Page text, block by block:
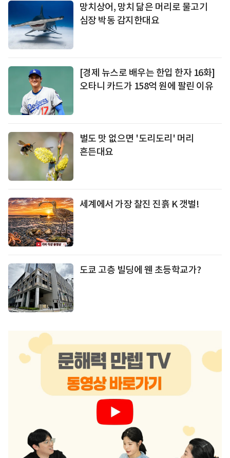
망치상어, 망치 닮은 머리로 물고기
심장 박동 감지한대요
[경제 뉴스로 배우는 한입 한자 16화]
오타니 카드가 158억 원에 팔린 이유
벌도 맛 없으면 '도리도리' 머리
흔든대요
세계에서 가장 찰진 진흙 K 갯벌!
도쿄 고층 빌딩에 웬 초등학교가?